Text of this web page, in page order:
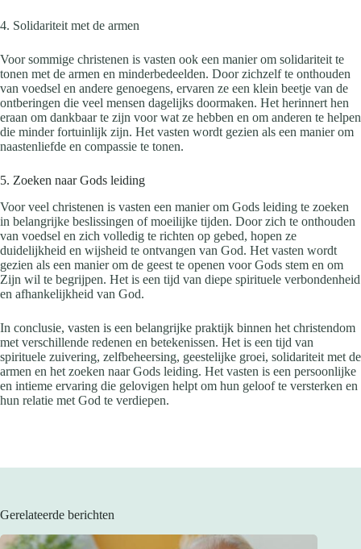
4. Solidariteit met de armen
Voor sommige christenen is vasten ook een manier om solidariteit te
tonen met de armen en minderbedeelden. Door zichzelf te onthouden
van voedsel en andere genoegens, ervaren ze een klein beetje van de
ontberingen die veel mensen dagelijks doormaken. Het herinnert hen
eraan om dankbaar te zijn voor wat ze hebben en om anderen te helpen
die minder fortuinlijk zijn. Het vasten wordt gezien als een manier om
naastenliefde en compassie te tonen.
5. Zoeken naar Gods leiding
Voor veel christenen is vasten een manier om Gods leiding te zoeken
in belangrijke beslissingen of moeilijke tijden. Door zich te onthouden
van voedsel en zich volledig te richten op gebed, hopen ze
duidelijkheid en wijsheid te ontvangen van God. Het vasten wordt
gezien als een manier om de geest te openen voor Gods stem en om
Zijn wil te begrijpen. Het is een tijd van diepe spirituele verbondenheid
en afhankelijkheid van God.
In conclusie, vasten is een belangrijke praktijk binnen het christendom
met verschillende redenen en betekenissen. Het is een tijd van
spirituele zuivering, zelfbeheersing, geestelijke groei, solidariteit met de
armen en het zoeken naar Gods leiding. Het vasten is een persoonlijke
en intieme ervaring die gelovigen helpt om hun geloof te versterken en
hun relatie met God te verdiepen.
Gerelateerde berichten